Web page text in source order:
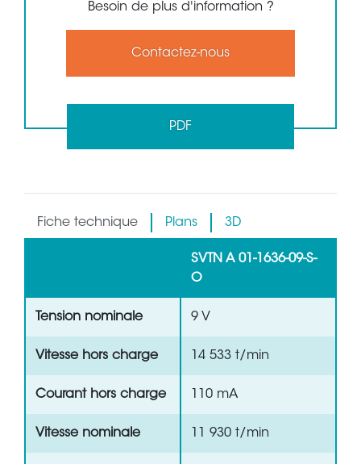
Besoin de plus d'information ?
Contactez-nous
PDF
Fiche technique Plans 3D
SVTN A 01-1636-09-S-
O
Tension nominale 9 V
Vitesse hors charge 14 533 t/min
Courant hors charge 110 mA
Vitesse nominale 11 930 t/min